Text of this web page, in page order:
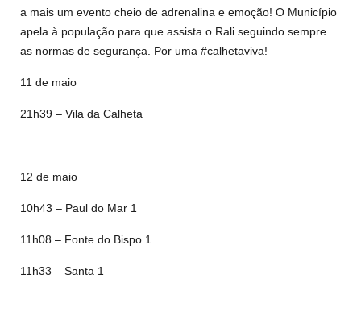
a mais um evento cheio de adrenalina e emoção! O Município
apela à população para que assista o Rali seguindo sempre
as normas de segurança. Por uma #calhetaviva!
11 de maio
21h39 – Vila da Calheta
12 de maio
10h43 – Paul do Mar 1
11h08 – Fonte do Bispo 1
11h33 – Santa 1